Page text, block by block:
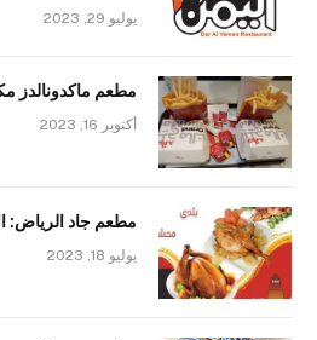
يوليو 29, 2023
مطعم ماكدونالدز
أكتوبر 16, 2023
مطعم جاد الرياض:
يوليو 18, 2023